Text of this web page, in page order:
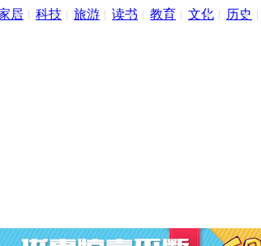
居 科技 旅游 读书 教育 文化 历史